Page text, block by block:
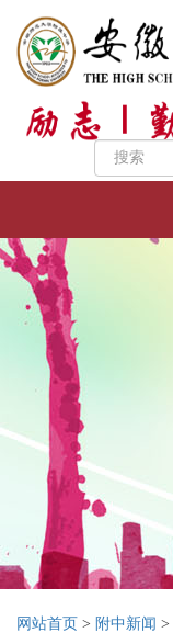
网站首页 > 附中新闻 >